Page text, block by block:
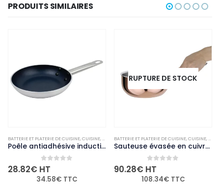
PRODUITS SIMILAIRES
ET CASSEROLES, NON-PALETTISABLE
BATTERIE ET PLATERIE DE CUISINE,CUISINE,MARMITES ET CASSEROLES, NON-PALETTISABLE
Poêle antiadhésive induction Vogue 200mm
0out of 5
28.82€ HT
34.58€ TTC
RUPTURE DE STOCK
BATTERIE ET PLATERIE DE CUISINE,CUISINE,
Sauteuse évasée en cuivre 3 couches induction Vogue 200mm
0out of 5
90.28€ HT
108.34€ TTC